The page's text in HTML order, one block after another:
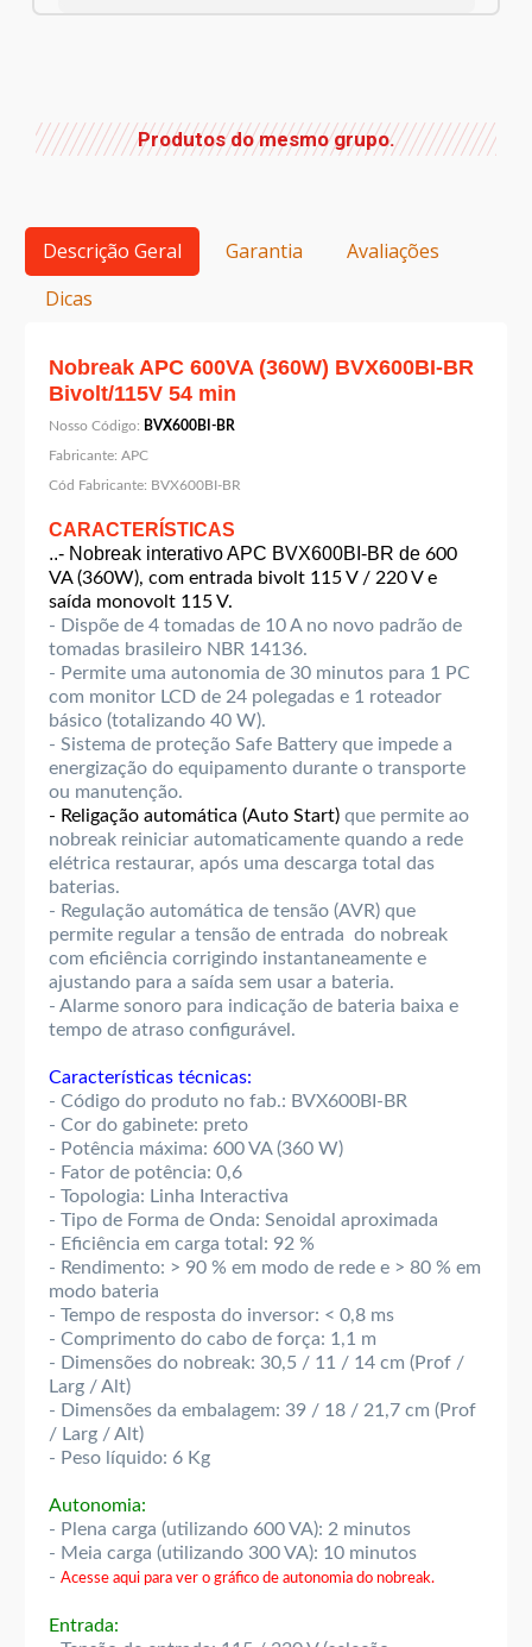
Produtos do mesmo grupo.
Descrição Geral Garantia
Avaliações
Dicas
Nobreak APC 600VA (360W) BVX600BI-BR
Bivolt/115V 54 min
Nosso Código: BVX600BI-BR
Fabricante: APC
Cód Fabricante: BVX600BI-BR
CARACTERÍSTICAS
..- Nobreak interativo APC BVX600BI-BR de 600
VA (360W), com entrada bivolt 115 V / 220 V e
saída monovolt 115 V.
- Dispõe de 4 tomadas de 10 A no novo padrão de
tomadas brasileiro NBR 14136.
- Permite uma autonomia de 30 minutos para 1 PC
com monitor LCD de 24 polegadas e 1 roteador
básico (totalizando 40 W).
- Sistema de proteção Safe Battery que impede a
energização do equipamento durante o transporte
ou manutenção.
- Religação automática (Auto Start) que permite ao
nobreak reiniciar automaticamente quando a rede
elétrica restaurar, após uma descarga total das
baterias.
- Regulação automática de tensão (AVR) que
permite regular a tensão de entrada do nobreak
com eficiência corrigindo instantaneamente e
ajustando para a saída sem usar a bateria.
- Alarme sonoro para indicação de bateria baixa e
tempo de atraso configurável.
Características técnicas:
- Código do produto no fab.: BVX600BI-BR
- Cor do gabinete: preto
- Potência máxima: 600 VA (360 W)
- Fator de potência: 0,6
- Topologia: Linha Interactiva
- Tipo de Forma de Onda: Senoidal aproximada
- Eficiência em carga total: 92 %
- Rendimento: > 90 % em modo de rede e > 80 % em
modo bateria
- Tempo de resposta do inversor: < 0,8 ms
- Comprimento do cabo de força: 1,1 m
- Dimensões do nobreak: 30,5 / 11 / 14 cm (Prof /
Larg / Alt)
- Dimensões da embalagem: 39 / 18 / 21,7 cm (Prof
/ Larg / Alt)
- Peso líquido: 6 Kg
Autonomia:
- Plena carga (utilizando 600 VA): 2 minutos
- Meia carga (utilizando 300 VA): 10 minutos
- Acesse aqui para ver o gráfico de autonomia do nobreak.
Entrada: